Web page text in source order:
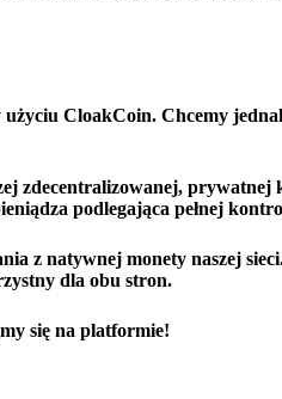
CloakCoin. Chcemy
zdecentralizowanej,
podlegająca pełnej
z natywnej monety naszej
dla obu stron.
się na platformie!